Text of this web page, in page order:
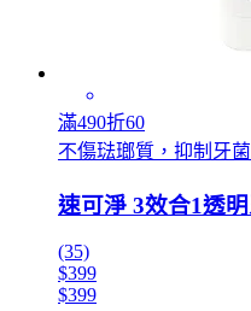
滿490折60
不傷琺瑯質，抑制牙
速可淨 3效合1透
(35)
$399
$399